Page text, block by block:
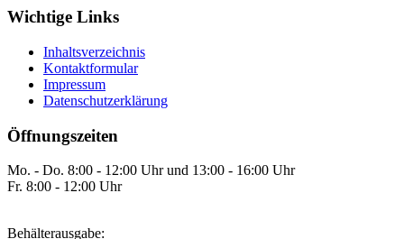
Wichtige Links
Inhaltsverzeichnis
Kontaktformular
Impressum
Datenschutzerklärung
Öffnungszeiten
Mo. - Do. 8:00 - 12:00 Uhr und 13:00 - 16:00 Uhr
Fr. 8:00 - 12:00 Uhr
Behälterausgabe: